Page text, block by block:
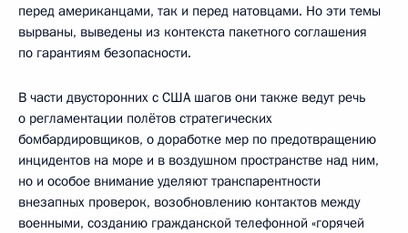
перед американцами, так и перед натовцами. Но эти темы
вырваны, выведены из контекста пакетного соглашения
по гарантиям безопасности.
В части двусторонних с США шагов они также ведут речь
о регламентации полётов стратегических
бомбардировщиков, о доработке мер по предотвращению
инцидентов на море и в воздушном пространстве над ним,
но и особое внимание уделяют транспарентности
внезапных проверок, возобновлению контактов между
военными, созданию гражданской телефонной «горячей